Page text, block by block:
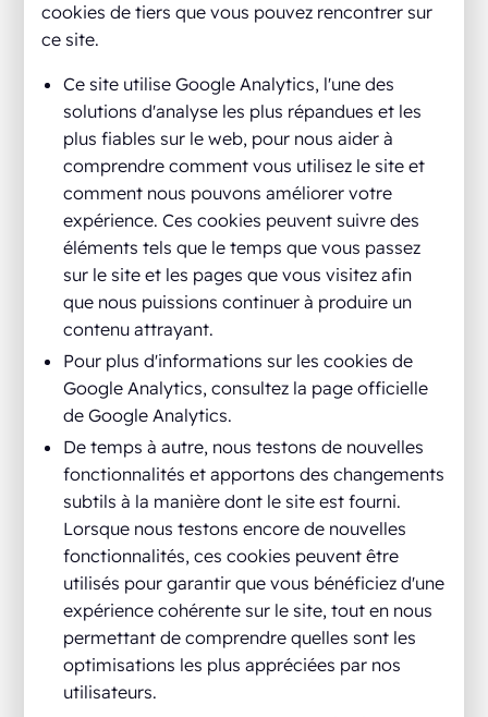
cookies de tiers que vous pouvez rencontrer sur
ce site.
Ce site utilise Google Analytics, l'une des
solutions d'analyse les plus répandues et les
plus fiables sur le web, pour nous aider à
comprendre comment vous utilisez le site et
comment nous pouvons améliorer votre
expérience. Ces cookies peuvent suivre des
éléments tels que le temps que vous passez
sur le site et les pages que vous visitez afin
que nous puissions continuer à produire un
contenu attrayant.
Pour plus d'informations sur les cookies de
Google Analytics, consultez la page officielle
de Google Analytics.
De temps à autre, nous testons de nouvelles
fonctionnalités et apportons des changements
subtils à la manière dont le site est fourni.
Lorsque nous testons encore de nouvelles
fonctionnalités, ces cookies peuvent être
utilisés pour garantir que vous bénéficiez d'une
expérience cohérente sur le site, tout en nous
permettant de comprendre quelles sont les
optimisations les plus appréciées par nos
utilisateurs.